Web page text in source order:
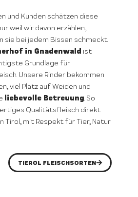
und Kunden schätzen diese
weil wir davon erzählen,
sie bei jedem Bissen schmeckt.
in Gnadenwald ist
Grundlage für
Unsere Rinder bekommen
viel Platz auf Weiden und
liebevolle Betreuung. So
Qualitätsfleisch direkt
Tirol, mit Respekt für Tier, Natur
TIEROL FLEISCHSORTEN